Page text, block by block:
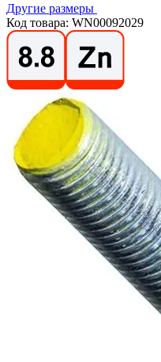
Другие размеры
Код товара: WN00092029